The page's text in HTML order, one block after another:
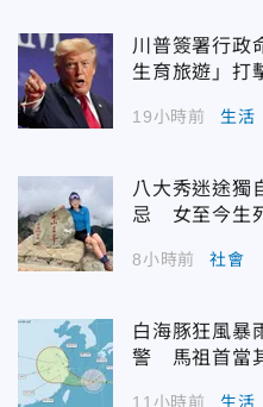
川普簽署行政
生育旅遊」打
19小時前 生活
八大秀迷途獨
忌 女至今生
8小時前 社會
白海豚狂風暴
警 馬祖首當
11小時前 生活